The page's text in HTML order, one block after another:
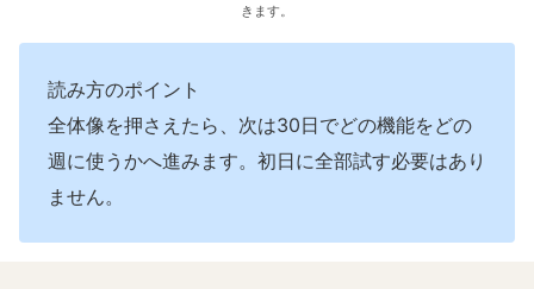
きます。
読み方のポイント
全体像を押さえたら、次は30日でどの機能をどの
週に使うかへ進みます。初日に全部試す必要はあり
ません。